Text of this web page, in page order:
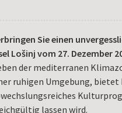
Sie einen
Lošinj vom 27. Dezember
der mediterranen
ruhigen Umgebung, bietet
lassen wird.